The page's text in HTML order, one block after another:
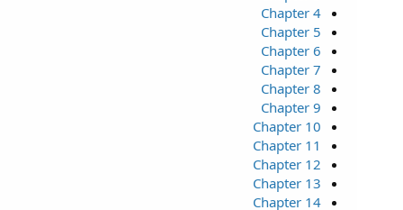
Chapter 4
Chapter 5
Chapter 6
Chapter 7
Chapter 8
Chapter 9
Chapter 10
Chapter 11
Chapter 12
Chapter 13
Chapter 14